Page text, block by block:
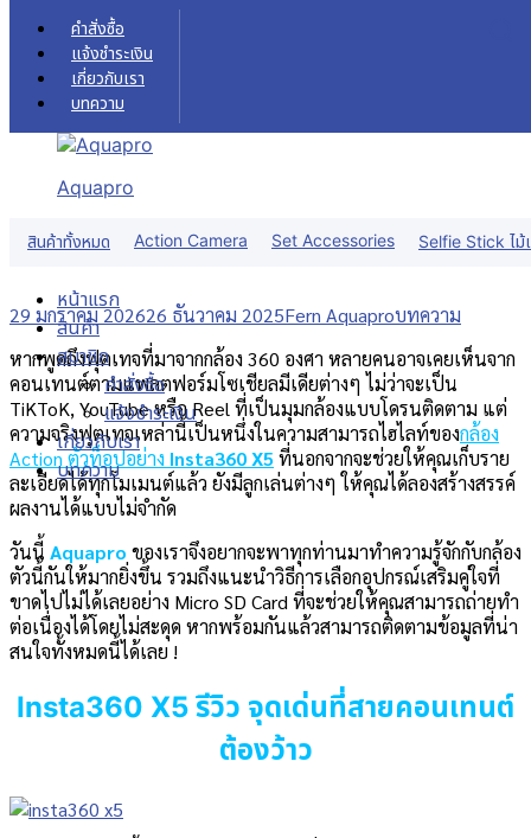
Skip to content
คำสั่งซื้อ
แจ้งชำระเงิน
เกี่ยวกับเรา
บทความ
Aquapro
สินค้าทั้งหมด Action Camera Set Accessories Selfie Stick ไม้
หน้าแรก
สินค้า
สมาชิก
คำสั่งซื้อ
แจ้งชำระเงิน
เกี่ยวกับเรา
บทความ
X5 กล้อง 360° ที่ครีเอเตอร์ควรมี!
29 มกราคม 202626 ธันวาคม 2025Fern Aquaproบทความ
หากพูดถึงฟุตเทจที่มาจากกล้อง 360 องศา หลายคนอาจเคยเห็นจาก
คอนเทนต์ตามแพลตฟอร์มโซเชียลมีเดียต่างๆ ไม่ว่าจะเป็น
TiKToK, YouTube หรือ Reel ที่เป็นมุมกล้องแบบโดรนติดตาม แต่
ความจริงฟุตเทจเหล่านี้เป็นหนึ่งในความสามารถไฮไลท์ของกล้อง
Action ตัวท็อปอย่าง Insta360 X5 ที่นอกจากจะช่วยให้คุณเก็บราย
ละเอียดได้ทุกโมเมนต์แล้ว ยังมีลูกเล่นต่างๆ ให้คุณได้ลองสร้างสรรค์
ผลงานได้แบบไม่จำกัด
วันนี้ Aquapro ของเราจึงอยากจะพาทุกท่านมาทำความรู้จักกับกล้อง
ตัวนี้กันให้มากยิ่งขึ้น รวมถึงแนะนำวิธีการเลือกอุปกรณ์เสริมคู่ใจที่
ขาดไปไม่ได้เลยอย่าง Micro SD Card ที่จะช่วยให้คุณสามารถถ่ายทำ
ต่อเนื่องได้โดยไม่สะดุด หากพร้อมกันแล้วสามารถติดตามข้อมูลที่น่า
สนใจทั้งหมดนี้ได้เลย !
Insta360 X5 รีวิว จุดเด่นที่สายคอนเทนต์
ต้องว้าว